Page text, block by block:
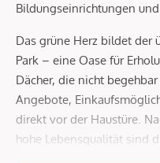
Bildungseinrichtungen
Das grüne Herz bildet der
Park – eine Oase für
Dächer, die nicht
Angebote,
direkt vor der Haustüre.
hohe Lebensqualität sind